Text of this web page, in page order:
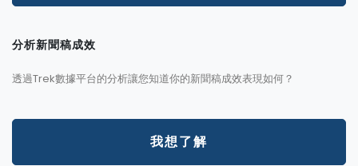
分析新聞稿成效
透過Trek數據平台的分析讓您知道你的新聞稿成效表現如何？
我想了解